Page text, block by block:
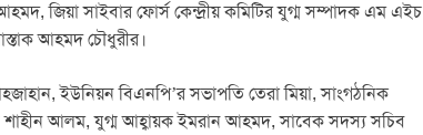
জিয়া সাইবার ফোর্স কেন্দ্রীয় কমিটির যুগ্ম সম্পাদক এম এইচ
আহমদ চৌধুরীর।
ইউনিয়ন বিএনপি’র সভাপতি তেরা মিয়া, সাংগঠনিক
আলম, যুগ্ম আহ্বায়ক ইমরান আহমদ, সাবেক সদস্য সচিব